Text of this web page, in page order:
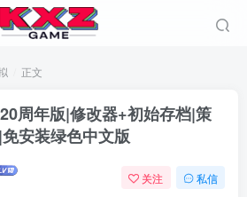
正文
周年版|修改器+初始存档|策
安装绿色中文版
关注 私信